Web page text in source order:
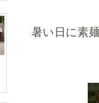
暑い日に素